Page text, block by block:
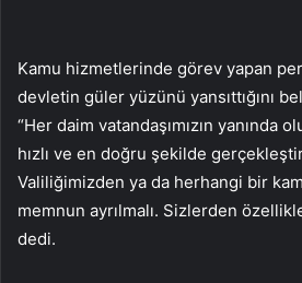
Kamu hizmetlerinde görev yapan
devletin güler yüzünü yansıttığını
“Her daim vatandaşımızın yanında
hızlı ve en doğru şekilde
Valiliğimizden ya da herhangi bir
memnun ayrılmalı. Sizlerden
dedi.